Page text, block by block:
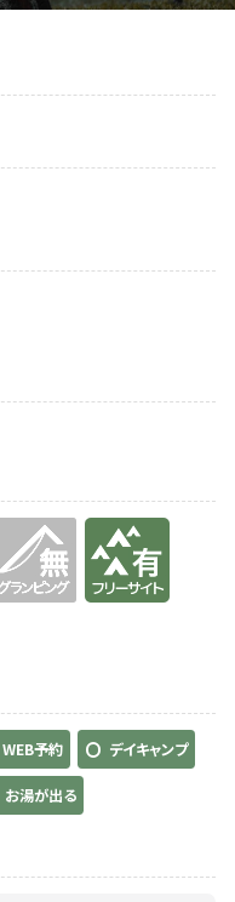
有り
WEB予約 デイキャンプ
お湯が出る